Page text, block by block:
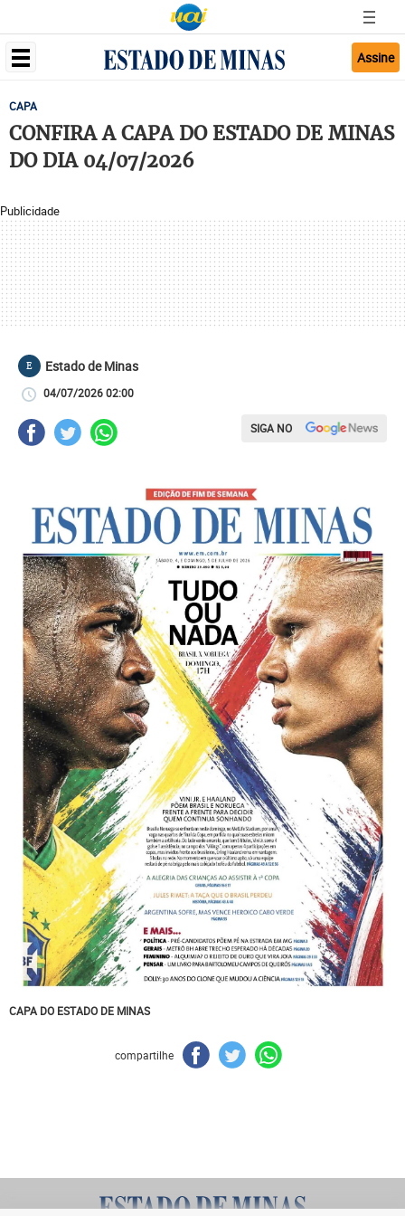
Assine
CAPA
CONFIRA A CAPA DO ESTADO DE MINAS
DO DIA 04/07/2026
Publicidade
E Estado de Minas
04/07/2026 02:00
SIGA NO
CAPA DO ESTADO DE MINAS
compartilhe